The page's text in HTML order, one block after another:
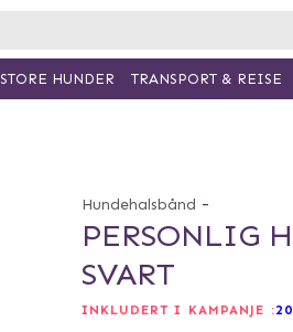
Hundehalsbånd -
PERSONLIG
SVART
INKLUDERT I KAMPANJE :
STORE HUNDER TRANSPORT & REISE